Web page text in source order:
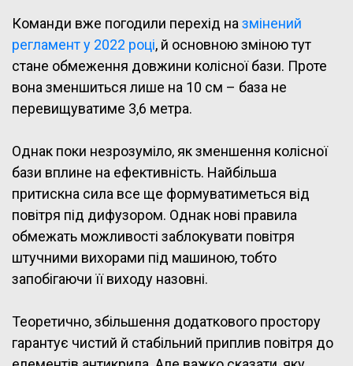
Команди вже погодили перехід на змінений
регламент у 2022 році, й основною зміною тут
стане обмеження довжини колісної бази. Проте
вона зменшиться лише на 10 см – база не
перевищуватиме 3,6 метра.
Однак поки незрозуміло, як зменшення колісної
бази вплине на ефективність. Найбільша
притискна сила все ще формуватиметься від
повітря під дифузором. Однак нові правила
обмежать можливості заблокувати повітря
штучними вихорами під машиною, тобто
запобігаючи її виходу назовні.
Теоретично, збільшення додаткового простору
гарантує чистий й стабільний приплив повітря до